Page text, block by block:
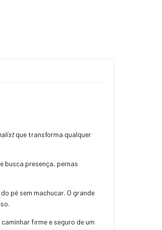
que transforma qualquer
busca presença, pernas
pé sem machucar. O grande
firme e seguro de um